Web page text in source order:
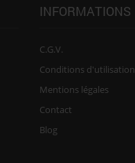
INFORMATIONS
C.G.V.
Conditions d'utilisation
Mentions légales
Contact
Blog